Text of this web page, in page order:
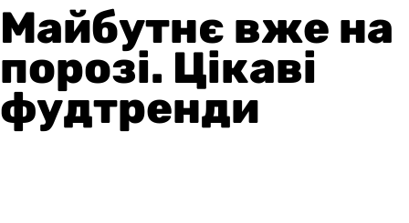
Майбутнє вже на
порозі. Цікаві
фудтренди